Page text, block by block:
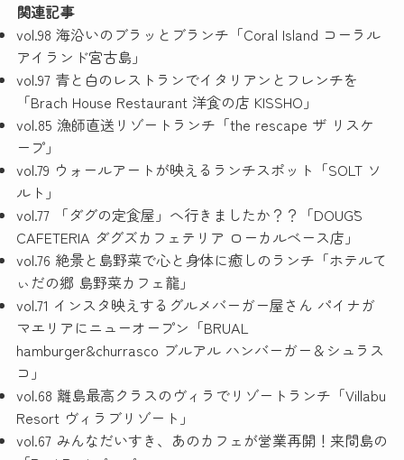
関連記事
vol.98 海沿いのブラッとブランチ「Coral Island コーラル
アイランド宮古島」
vol.97 青と白のレストランでイタリアンとフレンチを
「Brach House Restaurant 洋食の店 KISSHO」
vol.85 漁師直送リゾートランチ「the rescape ザ リスケ
ープ」
vol.79 ウォールアートが映えるランチスポット「SOLT ソ
ルト」
vol.77 「ダグの定食屋」へ行きましたか？？「DOUG`S
CAFETERIA ダグズカフェテリア ローカルベース店」
vol.76 絶景と島野菜で心と身体に癒しのランチ「ホテルて
ぃだの郷 島野菜カフェ龍」
vol.71 インスタ映えするグルメバーガー屋さん パイナガ
マエリアにニューオープン「BRUAL
hamburger&churrasco ブルアル ハンバーガー＆シュラス
コ」
vol.68 離島最高クラスのヴィラでリゾートランチ「Villabu
Resort ヴィラブリゾート」
vol.67 みんなだいすき、あのカフェが営業再開！来間島の